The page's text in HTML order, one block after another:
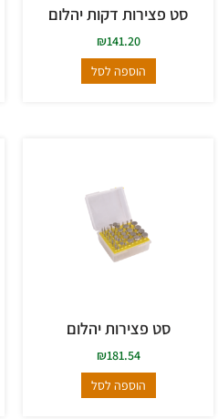
סט פצירות דקות יהלום
₪141.20
הוספה לסל
סט פצירות יהלום
₪181.54
הוספה לסל